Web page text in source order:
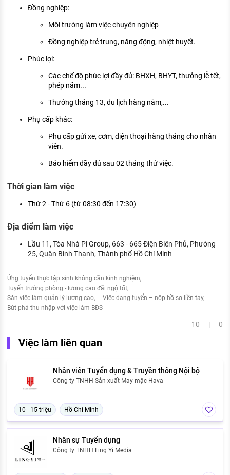
Đồng nghiệp:
Môi trường làm việc chuyên nghiệp
Đồng nghiệp trẻ trung, năng động, nhiệt huyết.
Phúc lợi:
Các chế độ phúc lợi đầy đủ: BHXH, BHYT, thưởng lễ tết,
phép năm...
Thưởng tháng 13, du lịch hàng năm,...
Phụ cấp khác:
Phụ cấp gửi xe, cơm, điện thoại hàng tháng cho nhân
viên.
Bảo hiểm đầy đủ sau 02 tháng thử việc.
Thời gian làm việc
Thứ 2 - Thứ 6 (từ 08:30 đến 17:30)
Địa điểm làm việc
Lầu 11, Tòa Nhà Pi Group, 663 - 665 Điện Biên Phủ, Phường
25, Quận Bình Thạnh, Thành phố Hồ Chí Minh
Ứng tuyển thực tập sinh không cần kinh nghiệm
Tuyển trưởng phòng - lương cao đãi ngộ tốt
Săn việc làm quản lý lương cao
Việc đang tuyển – nộp hồ sơ liền tay
Bứt phá thu nhập với việc làm BĐS
10 | 0
Việc làm liên quan
Nhân viên Tuyển dụng & Truyền thông Nội bộ
Công ty TNHH Sản xuất May mặc Hava
10 - 15 triệu Hồ Chí Minh
Nhân sự Tuyển dụng
Công ty TNHH Ling Yi Media